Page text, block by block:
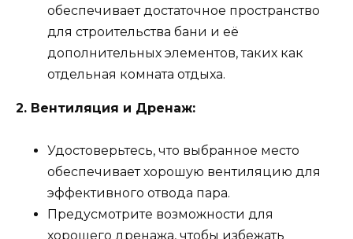
обеспечивает достаточное пространство
для строительства бани и её
дополнительных элементов, таких как
отдельная комната отдыха.
2. Вентиляция и Дренаж:
Удостоверьтесь, что выбранное место
обеспечивает хорошую вентиляцию для
эффективного отвода пара.
Предусмотрите возможности для
хорошего дренажа, чтобы избежать